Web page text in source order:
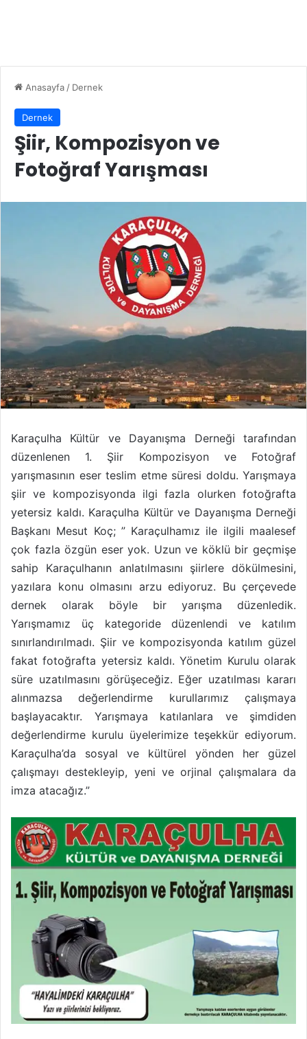
Anasayfa/ Dernek
Dernek
Şiir, Kompozisyon ve
Fotoğraf Yarışması
Karaçulha Kültür ve Dayanışma Derneği tarafından
düzenlenen 1. Şiir Kompozisyon ve Fotoğraf
yarışmasının eser teslim etme süresi doldu. Yarışmaya
şiir ve kompozisyonda ilgi fazla olurken fotoğrafta
yetersiz kaldı. Karaçulha Kültür ve Dayanışma Derneği
Başkanı Mesut Koç; ” Karaçulhamız ile ilgili maalesef
çok fazla özgün eser yok. Uzun ve köklü bir geçmişe
sahip Karaçulhanın anlatılmasını şiirlere dökülmesini,
yazılara konu olmasını arzu ediyoruz. Bu çerçevede
dernek olarak böyle bir yarışma düzenledik.
Yarışmamız üç kategoride düzenlendi ve katılım
sınırlandırılmadı. Şiir ve kompozisyonda katılım güzel
fakat fotoğrafta yetersiz kaldı. Yönetim Kurulu olarak
süre uzatılmasını görüşeceğiz. Eğer uzatılması kararı
alınmazsa değerlendirme kurullarımız çalışmaya
başlayacaktır. Yarışmaya katılanlara ve şimdiden
değerlendirme kurulu üyelerimize teşekkür ediyorum.
Karaçulha’da sosyal ve kültürel yönden her güzel
çalışmayı destekleyip, yeni ve orjinal çalışmalara da
imza atacağız.”